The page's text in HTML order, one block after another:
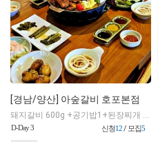
[경남/양산] 아숲갈비 호포본점
돼지갈비 600g +공기밥1+된장찌개 1+육회 밀면 1 (밀면으로 변경 가능)
D-Day 3 신청12/ 모집5